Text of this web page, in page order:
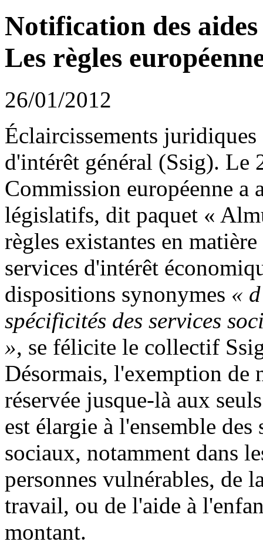
Notification des
Les règles
26/01/2012
Éclaircissements
d'intérêt général (Ssig). Le
Commission européenne a
législatifs, dit paquet «
règles existantes en
services d'intérêt
dispositions synonymes «
spécificités des services
», se félicite le collectif
Désormais, l'exemption de
réservée jusque-là aux
est élargie à l'ensemble
sociaux, notamment dans
personnes vulnérables, de
travail, ou de l'aide à
montant.